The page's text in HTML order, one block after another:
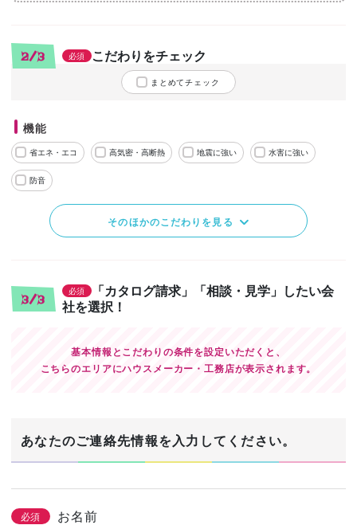
2/3 必須 こだわりをチェック
まとめてチェック
機能
省エネ・エコ 高気密・高断熱 地震に強い 水害に強い
防音
そのほかのこだわりを見る
3/3
必須
「カタログ請求」「相談・見学」したい会
社を選択！
基本情報とこだわりの条件を設定いただくと、
こちらのエリアにハウスメーカー・工務店が表示されます。
あなたのご連絡先情報を入力してください。
必須 お名前